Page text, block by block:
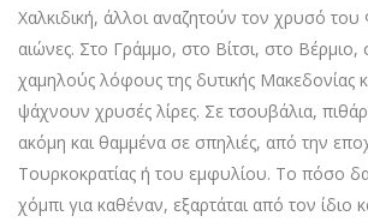
Χαλκιδική, άλλοι αναζητούν τον χρυσό
αιώνες. Στο Γράμμο, στο Βίτσι, στο Βέρμιο,
χαμηλούς λόφους της δυτικής Μακεδονίας
ψάχνουν χρυσές λίρες. Σε τσουβάλια,
ακόμη και θαμμένα σε σπηλιές, από την
Τουρκοκρατίας ή του εμφυλίου. Το πόσο
χόμπι για καθέναν, εξαρτάται από τον ίδιο